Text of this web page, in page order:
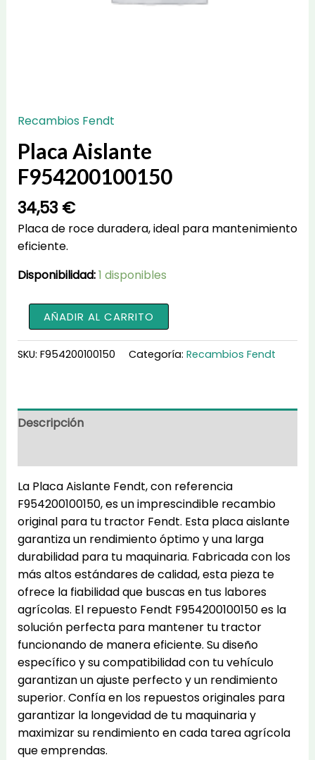
Recambios Fendt
Placa Aislante
F954200100150
34,53 €
Placa de roce duradera, ideal para mantenimiento
eficiente.
Disponibilidad:1 disponibles
Placa
Aislante
F954200100150
AÑADIR AL CARRITO
SKU: F954200100150 Categoría: Recambios Fendt
Descripción
La Placa Aislante Fendt, con referencia
F954200100150, es un imprescindible recambio
original para tu tractor Fendt. Esta placa aislante
garantiza un rendimiento óptimo y una larga
durabilidad para tu maquinaria. Fabricada con los
más altos estándares de calidad, esta pieza te
ofrece la fiabilidad que buscas en tus labores
agrícolas. El repuesto Fendt F954200100150 es la
solución perfecta para mantener tu tractor
funcionando de manera eficiente. Su diseño
específico y su compatibilidad con tu vehículo
garantizan un ajuste perfecto y un rendimiento
superior. Confía en los repuestos originales para
garantizar la longevidad de tu maquinaria y
maximizar su rendimiento en cada tarea agrícola
que emprendas.